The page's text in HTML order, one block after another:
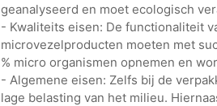
geanalyseerd en moet ecologisch
- Kwaliteits eisen: De functionaliteit
microvezelproducten moeten met
% micro organismen opnemen en
- Algemene eisen: Zelfs bij de
lage belasting van het milieu.